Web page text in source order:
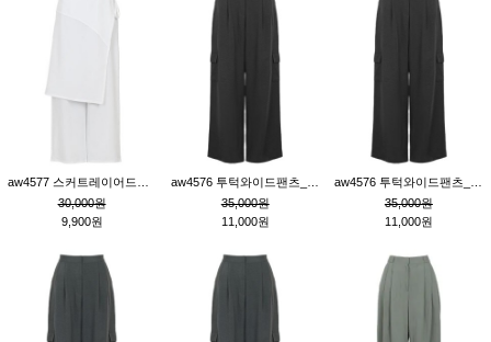
30,000원
9,900원
35,000원
11,000원
35,000원
11,000원